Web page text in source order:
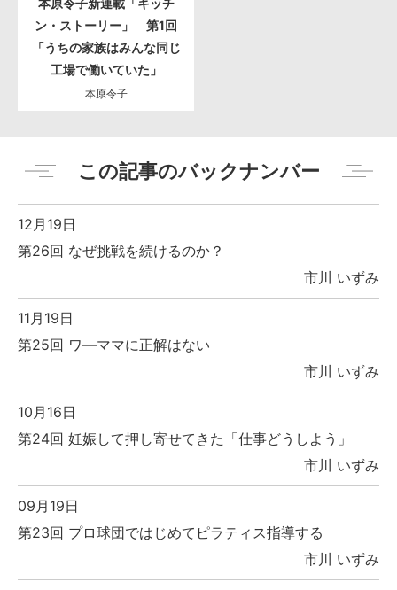
本原令子新連載「キッチ
ン・ストーリー」 第1回
「うちの家族はみんな同じ
工場で働いていた」
本原令子
この記事のバックナンバー
12月19日
第26回 なぜ挑戦を続けるのか？
市川 いずみ
11月19日
第25回 ワ―ママに正解はない
市川 いずみ
10月16日
第24回 妊娠して押し寄せてきた「仕事どうしよう」
市川 いずみ
09月19日
第23回 プロ球団ではじめてピラティス指導する
市川 いずみ